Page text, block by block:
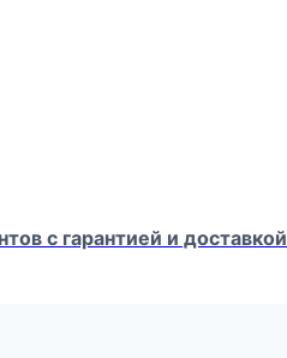
с гарантией и доставкой